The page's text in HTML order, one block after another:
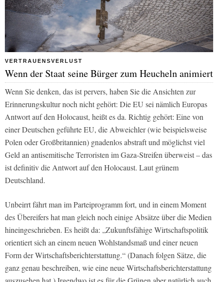
VERTRAUENSVERLUST
Wenn der Staat seine Bürger zum Heucheln animiert
Wenn Sie denken, das ist pervers, haben Sie die Ansichten zur
Erinnerungskultur noch nicht gehört: Die EU sei nämlich Europas
Antwort auf den Holocaust, heißt es da. Richtig gehört: Eine von
einer Deutschen geführte EU, die Abweichler (wie beispielsweise
Polen oder Großbritannien) gnadenlos abstraft und möglichst viel
Geld an antisemitische Terroristen im Gaza-Streifen überweist – das
ist definitiv die Antwort auf den Holocaust. Laut grünem
Deutschland.
Unbeirrt fährt man im Parteiprogramm fort, und in einem Moment
des Übereifers hat man gleich noch einige Absätze über die Medien
hineingeschrieben. Es heißt da: „Zukunftsfähige Wirtschaftspolitik
orientiert sich an einem neuen Wohlstandsmaß und einer neuen
Form der Wirtschaftsberichterstattung.“ (Danach folgen Sätze, die
ganz genau beschreiben, wie eine neue Wirtschaftsberichterstattung